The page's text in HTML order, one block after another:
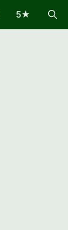
5★